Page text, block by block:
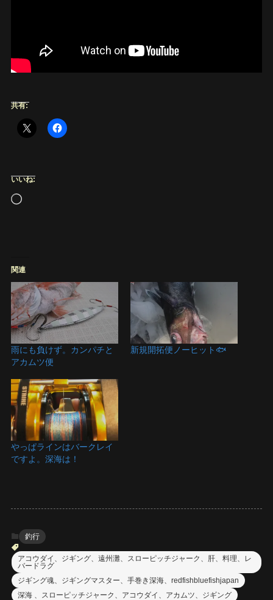
共有:
いいね:
読
関連
雨にも負けず。カンパチと
アカムツ便
新規開拓便ノーヒット🐟
やっぱラインはバークレイ
ですよ。深海は！
釣行
アコウダイ、ジギング、遠州灘、スローピッチジャーク、肝、料理、レ
バードラグ
ジギング魂、ジギングマスター、手巻き深海、redfishbluefishjapan
深海 、スローピッチジャーク、アコウダイ、アカムツ、ジギング